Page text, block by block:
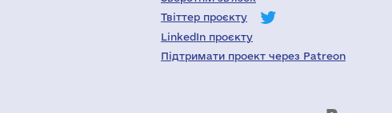
Твіттер проєкту
LinkedIn проєкту
Підтримати проект через Patreon